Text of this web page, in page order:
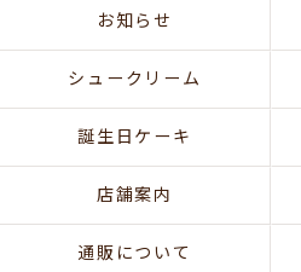
お知らせ
シュークリーム
誕生日ケーキ
店舗案内
通販について